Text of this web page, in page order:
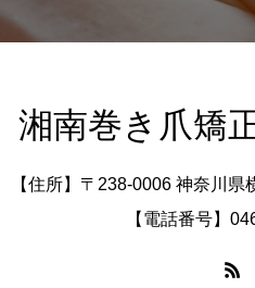
湘南巻き爪矯
【住所】〒238-0006 神奈川
【電話番号】